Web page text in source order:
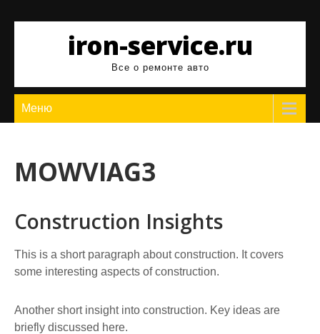
содержимомуiron-service.ru
Все о ремонте авто
Меню
MOWVIAG3
Construction Insights
This is a short paragraph about construction. It covers
some interesting aspects of construction.
Another short insight into construction. Key ideas are
briefly discussed here.